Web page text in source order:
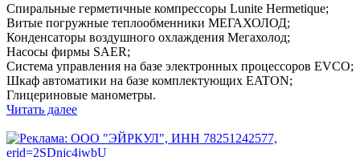
Спиральные герметичные компрессоры Lunite Hermetique;
Витые погружные теплообменники МЕГАХОЛОД;
Конденсаторы воздушного охлаждения Мегахолод;
Насосы фирмы SAER;
Система управления на базе электронных процессоров EVCO;
Шкаф автоматики на базе комплектующих EATON;
Глицериновые манометры.
Читать далее